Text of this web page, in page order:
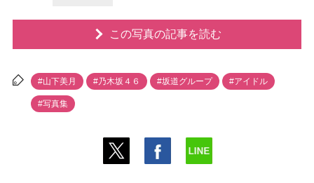
この写真の記事を読む
#山下美月 #乃木坂４６ #坂道グループ #アイドル
#写真集